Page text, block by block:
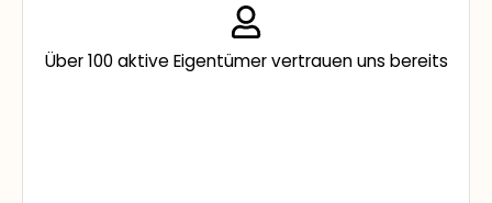
Über 100 aktive Eigentümer vertrauen uns bereits